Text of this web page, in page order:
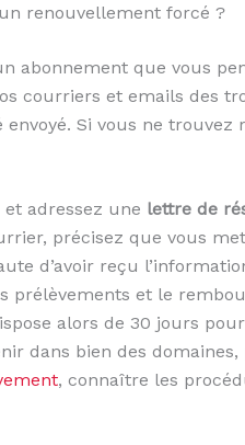
renouvellement forcé ?
abonnement que vous
courriers et emails des
envoyé. Si vous ne
adressez une lettre de
précisez que vous
d’avoir reçu
prélèvements et le
alors de 30 jours
dans bien des domaines,
, connaître les